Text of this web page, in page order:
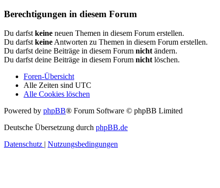
Berechtigungen in diesem Forum
Du darfst keine neuen Themen in diesem Forum erstellen.
Du darfst keine Antworten zu Themen in diesem Forum erstellen.
Du darfst deine Beiträge in diesem Forum nicht ändern.
Du darfst deine Beiträge in diesem Forum nicht löschen.
Foren-Übersicht
Alle Zeiten sind UTC
Alle Cookies löschen
Powered by phpBB® Forum Software © phpBB Limited
Deutsche Übersetzung durch phpBB.de
Datenschutz | Nutzungsbedingungen